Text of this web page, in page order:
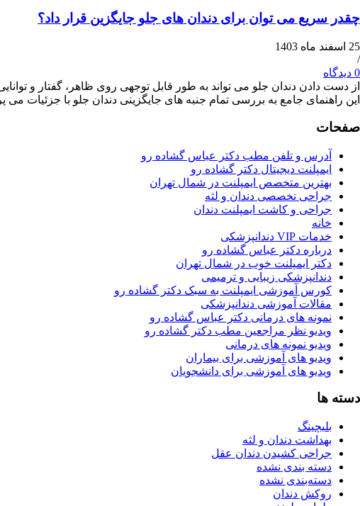
چقدر سریع می توان برای دندان های جلو جایگزین قرار داد؟
25 اسفند ماه 1403
/
0 دیدگاه
از دست دادن دندان جلو می تواند به طور قابل توجهی روی ظاهر، گفتار و
این راهنمای جامع به بررسی تمام جنبه های جایگزینی دندان جلو با جزئیات می
صفحات
آدرس و تلفن مطب دکتر عباس گشاده رو
ایمپلنت دیجیتال دکتر گشاده رو
بهترین متخصص ایمپلنت در شمال تهران
جراحی تخصصی دندان و لثه
جراحی و کاشت ایمپلنت دندان
خانه
خدمات VIP دندانپزشکی
درباره دکتر عباس گشاده رو
دکتر ایمپلنت خوب در شمال تهران
دندانپزشکی زیبایی و ترمیمی
کورس آموزشی ایمپلنت به سبک دکتر گشاده رو
مقالات آموزشی دندانپزشکی
نمونه های درمانی دکتر عباس گشاده رو
ویدیو نظر مراجعین مطب دکتر گشاده رو
ویدیو نمونه های درمانی
ویدیو های آموزشی برای بیماران
ویدیو های آموزشی برای دانشجویان
دسته ها
بلیچینگ
بهداشت دندان و لثه
جراحی کشیدن دندان عقل
دسته بندی نشده
دسته‌بندی نشده
روکش دندان